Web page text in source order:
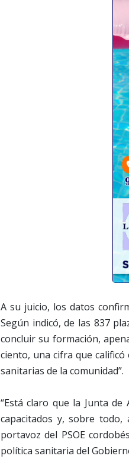
A su juicio, los datos
Según indicó, de las 837
concluir su formación,
ciento, una cifra que
sanitarias de la comunidad”.
“Está claro que la Junta
capacitados y, sobre todo,
portavoz del PSOE
política sanitaria del